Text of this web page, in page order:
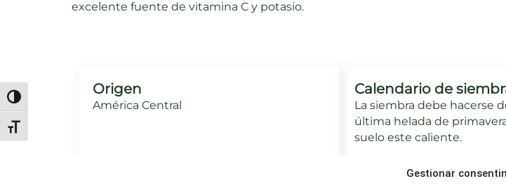
Gestionar
Alternar alto contraste
Alternar tamaño de letra
excelente fuente de vitamina C y potasio.
Origen
América Central
Calendario de
La siembra debe hacerse
última helada de
suelo este caliente.